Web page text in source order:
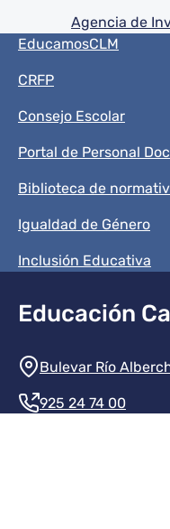
Agencia de
Menú del pie
EducamosCLM
CRFP
Consejo Escolar
Portal de Personal
Biblioteca de
Igualdad de Género
Inclusión Educativa
Educación
Información de
Bulevar Río
925 24 74 00